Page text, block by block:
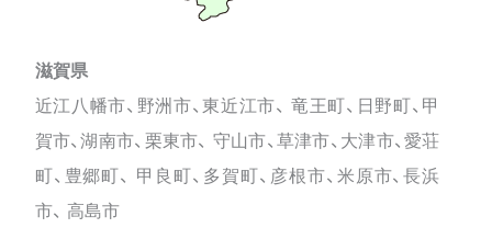
滋賀県
近江八幡市、野洲市、東近江市、 竜王町、日野町、甲
賀市、湖南市、栗東市、 守山市、草津市、大津市、愛荘
町、豊郷町、 甲良町、多賀町、彦根市、米原市、長浜
市、 高島市